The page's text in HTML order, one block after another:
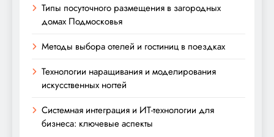
Типы посуточного размещения в загородных
домах Подмосковья
Методы выбора отелей и гостиниц в поездках
Технологии наращивания и моделирования
искусственных ногтей
Системная интеграция и ИТ-технологии для
бизнеса: ключевые аспекты